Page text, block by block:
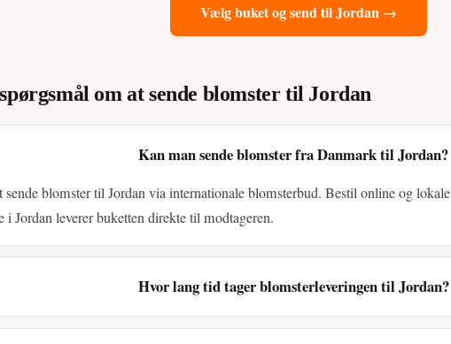
Vælg buket og send til Jordan →
om at sende blomster til Jordan
Kan man sende blomster fra Danmark til Jordan?
sende blomster til Jordan via internationale blomsterbud. Bestil online og lokale
i Jordan leverer buketten direkte til modtageren.
Hvor lang tid tager blomsterleveringen til Jordan?